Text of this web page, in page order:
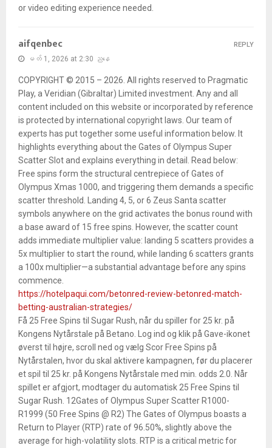
or video editing experience needed.
aifqenbec
မတ် 1, 2026 at 2:30 ညနေ
COPYRIGHT © 2015 – 2026. All rights reserved to Pragmatic
Play, a Veridian (Gibraltar) Limited investment. Any and all
content included on this website or incorporated by reference
is protected by international copyright laws. Our team of
experts has put together some useful information below. It
highlights everything about the Gates of Olympus Super
Scatter Slot and explains everything in detail. Read below:
Free spins form the structural centrepiece of Gates of
Olympus Xmas 1000, and triggering them demands a specific
scatter threshold. Landing 4, 5, or 6 Zeus Santa scatter
symbols anywhere on the grid activates the bonus round with
a base award of 15 free spins. However, the scatter count
adds immediate multiplier value: landing 5 scatters provides a
5x multiplier to start the round, while landing 6 scatters grants
a 100x multiplier—a substantial advantage before any spins
commence.
https://hotelpaqui.com/betonred-review-betonred-match-
betting-australian-strategies/
Få 25 Free Spins til Sugar Rush, når du spiller for 25 kr. på
Kongens Nytårstale på Betano. Log ind og klik på Gave-ikonet
øverst til højre, scroll ned og vælg Scor Free Spins på
Nytårstalen, hvor du skal aktivere kampagnen, før du placerer
et spil til 25 kr. på Kongens Nytårstale med min. odds 2.0. Når
spillet er afgjort, modtager du automatisk 25 Free Spins til
Sugar Rush. 12Gates of Olympus Super Scatter R1000-
R1999 (50 Free Spins @ R2) The Gates of Olympus boasts a
Return to Player (RTP) rate of 96.50%, slightly above the
average for high-volatility slots. RTP is a critical metric for
REPLY